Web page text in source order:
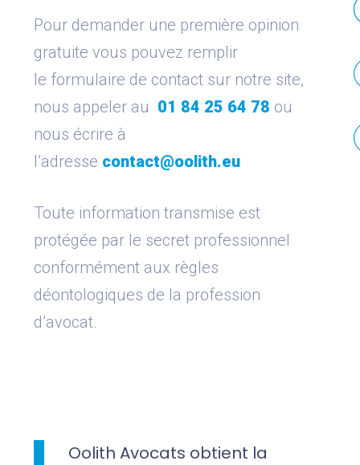
Pour demander une première opinion
gratuite vous pouvez remplir
le formulaire de contact sur notre site,
nous appeler au 01 84 25 64 78 ou
nous écrire à
l’adresse contact@oolith.eu
Toute information transmise est
protégée par le secret professionnel
conformément aux règles
déontologiques de la profession
d’avocat.
Oolith Avocats obtient la